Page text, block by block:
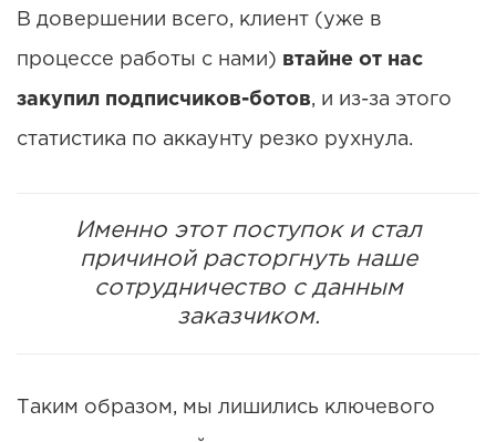
В довершении всего, клиент (уже в
процессе работы с нами) втайне от нас
закупил подписчиков-ботов, и из-за этого
статистика по аккаунту резко рухнула.
Именно этот поступок и стал
причиной расторгнуть наше
сотрудничество с данным
заказчиком.
Таким образом, мы лишились ключевого